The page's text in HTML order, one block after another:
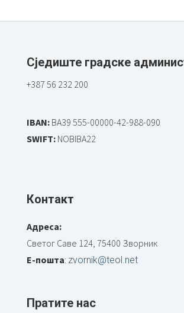
Сједиште градске
+387 56 232 200
IBAN:BA39 555-00000-42-988-090
SWIFT:NOBIBA22
Контакт
Адреса:
Светог Саве 124, 75400 Зворник
Е-пошта: zvornik@teol.net
Пратите нас